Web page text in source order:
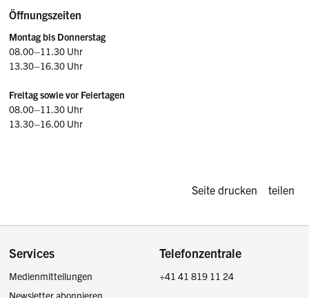
Öffnungszeiten
Montag bis Donnerstag
08.00–11.30 Uhr
13.30–16.30 Uhr
Freitag sowie vor Feiertagen
08.00–11.30 Uhr
13.30–16.00 Uhr
Diese Seite
Seite drucken teilen
Footer
Services
Medienmitteilungen
Newsletter abonnieren
Telefonzentrale
+41 41 819 11 24